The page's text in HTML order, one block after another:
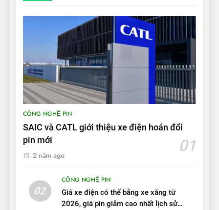
Bài kiểm tra của Mỹ về đối
thủ Tesla Model 3 của BYD:
‘Nó sang trọng hơn nhiều’
ĐÁNH GIÁ XE
9
BYD Seal 06 DM-i PHEV có
chất lượng tương xứng
ĐÁNH GIÁ XE
10
VinFast VF 7 tấm tắc: “Hơn
hẳn xe xăng”
ĐÁNH GIÁ XE
CÔNG NGHỆ PIN
SAIC và CATL giới thiệu xe điện hoán đổi
pin mới
01
2 năm ago
02
CÔNG NGHỆ PIN
Giá xe điện có thể bằng xe xăng từ
2026, giá pin giảm cao nhất lịch sử